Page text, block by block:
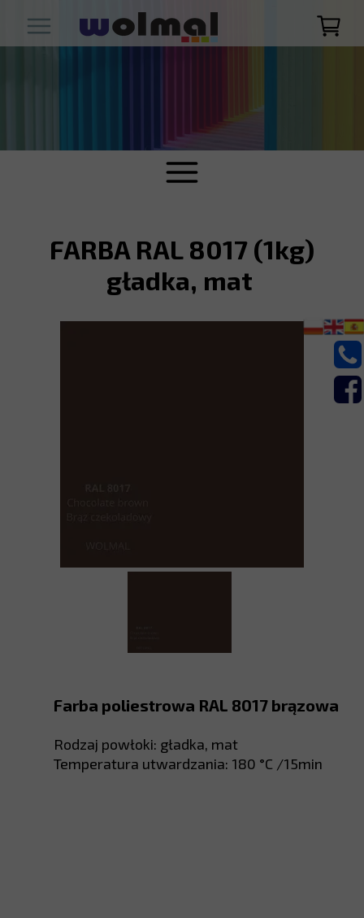
Farba poliestrowa RAL 8017 brązowa
Rodzaj powłoki: gładka, mat
Temperatura utwardzania: 180 °C /15min
FARBA RAL 8017 (1kg)
gładka, mat